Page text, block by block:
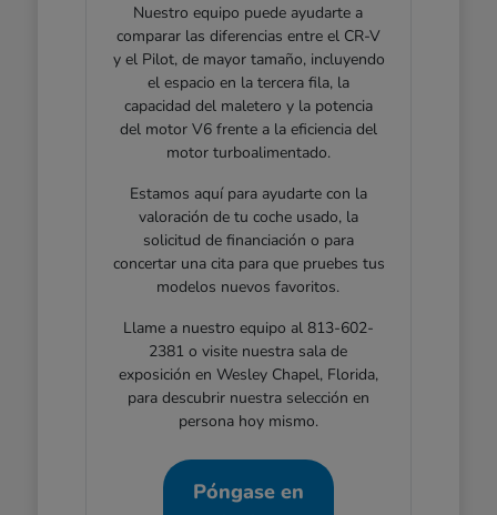
Nuestro equipo puede ayudarte a
comparar las diferencias entre el CR-V
y el Pilot, de mayor tamaño, incluyendo
el espacio en la tercera fila, la
capacidad del maletero y la potencia
del motor V6 frente a la eficiencia del
motor turboalimentado.
Estamos aquí para ayudarte con la
valoración de tu coche usado, la
solicitud de financiación o para
concertar una cita para que pruebes tus
modelos nuevos favoritos.
Llame a nuestro equipo al 813-602-
2381 o visite nuestra sala de
exposición en Wesley Chapel, Florida,
para descubrir nuestra selección en
persona hoy mismo.
Póngase en